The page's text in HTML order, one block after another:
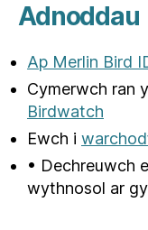
Adnoddau
Ap Merlin Bird
Cymerwch ran
Birdwatch
Ewch i
• Dechreuwch
wythnosol ar